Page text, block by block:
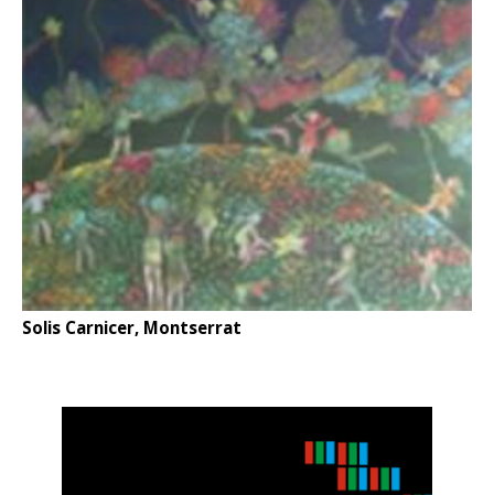
Solis Carnicer, Montserrat